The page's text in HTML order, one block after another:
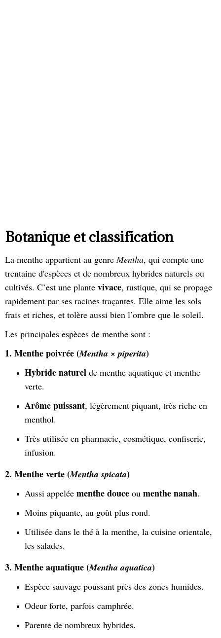
Botanique et classification
La menthe appartient au genreMentha, qui compte une
trentaine d'espèces et de nombreux hybrides naturels ou
cultivés. C’est une plante vivace, rustique, qui se propage
rapidement par ses racines traçantes. Elle aime les sols
frais et riches, et tolère aussi bien l’ombre que le soleil.
Les principales espèces de menthe sont :
1. Menthe poivrée (Mentha × piperita)
Hybride naturel de menthe aquatique et menthe
verte.
Arôme puissant, légèrement piquant, très riche en
menthol.
Très utilisée en pharmacie, cosmétique, confiserie,
infusion.
2. Menthe verte (Mentha spicata)
Aussi appelée menthe douce ou menthe nanah.
Moins piquante, au goût plus rond.
Utilisée dans le thé à la menthe, la cuisine orientale,
les salades.
3. Menthe aquatique (Mentha aquatica)
Espèce sauvage poussant près des zones humides.
Odeur forte, parfois camphrée.
Parente de nombreux hybrides.